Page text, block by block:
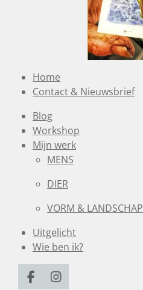
Home
Contact & Nieuwsbrief
Blog
Workshop
Mijn werk
MENS
DIER
VORM & LANDSCHAP
Uitgelicht
Wie ben ik?
F
I